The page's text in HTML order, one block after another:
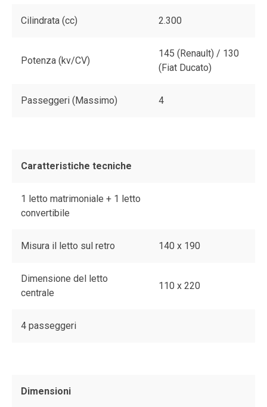
Cilindrata (cc) 2.300
Potenza (kv/CV)
145 (Renault) / 130
(Fiat Ducato)
Passeggeri (Massimo) 4
Caratteristiche tecniche
1 letto matrimoniale + 1 letto
convertibile
Misura il letto sul retro 140 x 190
Dimensione del letto
centrale
110 x 220
4 passeggeri
Dimensioni